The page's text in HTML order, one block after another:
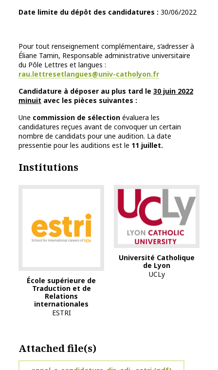
Date limite du dépôt des candidatures : 30/06/2022
Pour tout renseignement complémentaire, s’adresser à
Éliane Tamin, Responsable administrative universitaire
du Pôle Lettres et langues :
rau.lettresetlangues@univ-catholyon.fr
Candidature à déposer au plus tard le 30 juin 2022
minuit avec les pièces suivantes :
Une commission de sélection évaluera les
candidatures reçues avant de convoquer un certain
nombre de candidats pour une audition. La date
pressentie pour les auditions est le 11 juillet.
Institutions
École supérieure de
Traduction et de
Relations
internationales
ESTRI
Université Catholique
de Lyon
UCLy
Attached file(s)